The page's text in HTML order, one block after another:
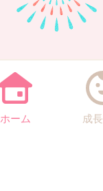
ホーム 成